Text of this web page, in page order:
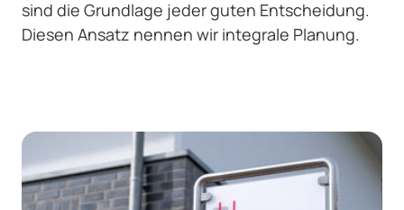
sind die Grundlage jeder guten Entscheidung.
Diesen Ansatz nennen wir integrale Planung.